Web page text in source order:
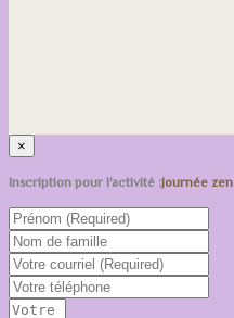
×
Inscription pour l'activité :Journée zen